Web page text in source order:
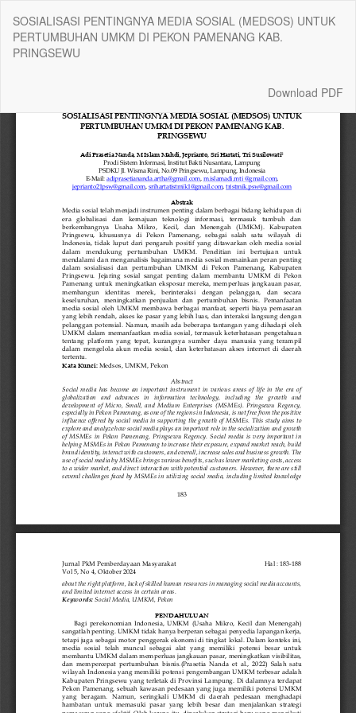
Article
Details
SOSIALISASI PENTINGNYA MEDIA SOSIAL (MEDSOS) UNTUK
PERTUMBUHAN UMKM DI PEKON PAMENANG KAB.
PRINGSEWU
Download
Download PDF